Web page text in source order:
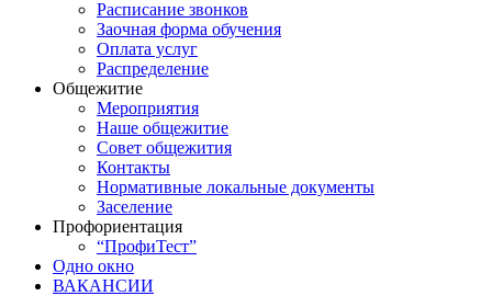
Расписание звонков
Заочная форма обучения
Оплата услуг
Распределение
Общежитие
Мероприятия
Наше общежитие
Совет общежития
Контакты
Нормативные локальные документы
Заселение
Профориентация
“ПрофиТест”
Одно окно
ВАКАНСИИ